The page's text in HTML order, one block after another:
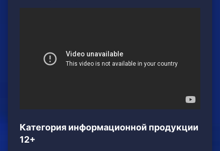
Категория информационной продукции
12+